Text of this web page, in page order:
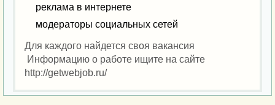
реклама в интернете
модераторы социальных сетей
Для каждого найдется своя вакансия
Информацию о работе ищите на сайте
http://getwebjob.ru/